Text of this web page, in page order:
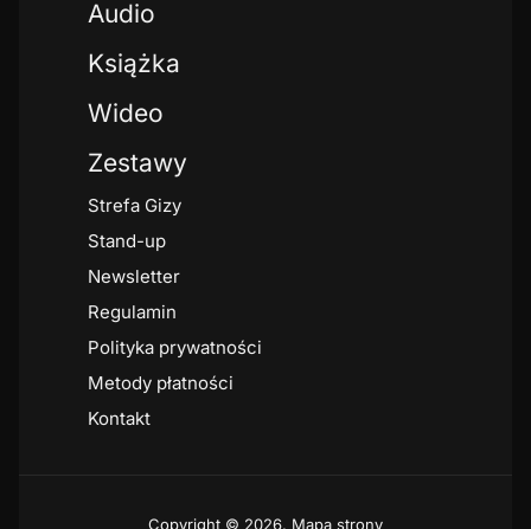
Audio
Książka
Wideo
Zestawy
Strefa Gizy
Stand-up
Newsletter
Regulamin
Polityka prywatności
Metody płatności
Kontakt
Copyright © 2026. Mapa strony